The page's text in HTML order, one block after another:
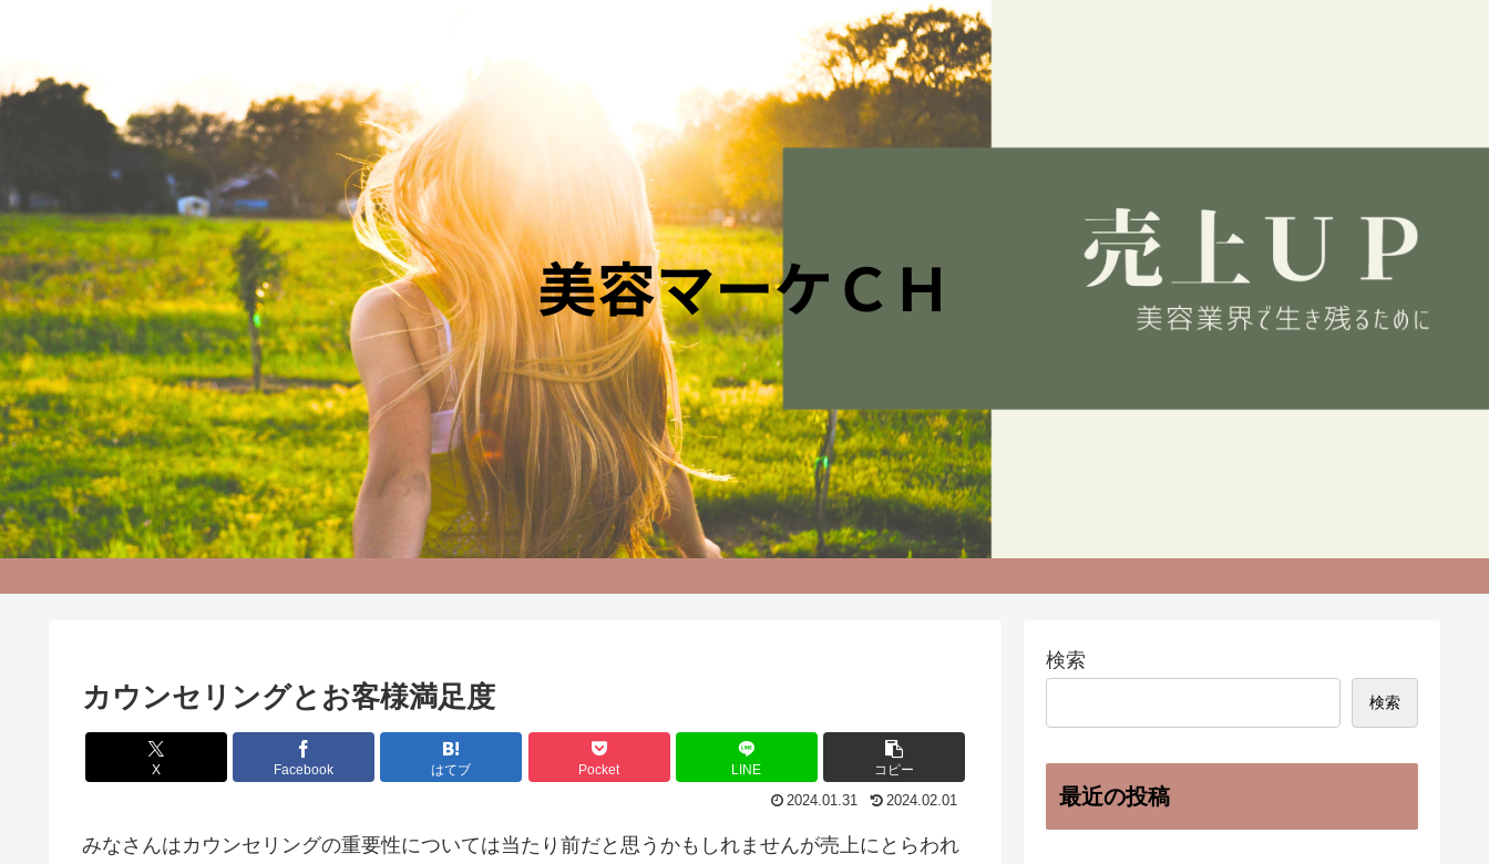
カウンセリングとお客様満足度
X Facebook はてブ Pocket LINE コピー
2024.01.31 2024.02.01
みなさんはカウンセリングの重要性については当たり前だと思うかもしれませんが売上にとらわれ
検索
検索
最近の投稿